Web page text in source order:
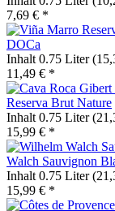
7,69 € *
DOCa
Inhalt 0.75 Liter
11,49 € *
Reserva Brut Nature
Inhalt 0.75 Liter
15,99 € *
Walch Sauvignon
Inhalt 0.75 Liter
15,99 € *